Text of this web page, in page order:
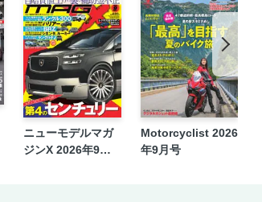
ニューモデルマガ
ジンX 2026年9月
Motorcyclist 2026
年9月号